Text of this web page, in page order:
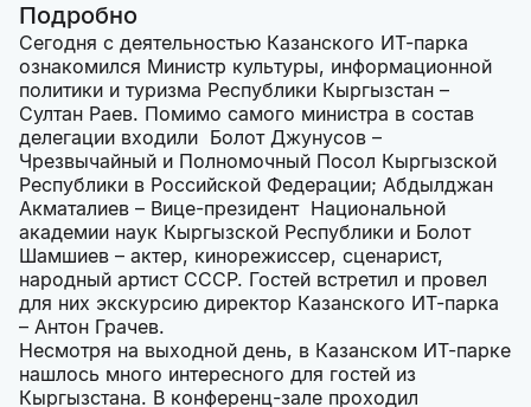
Подробно
Сегодня с деятельностью Казанского ИТ-парка
ознакомился Министр культуры, информационной
политики и туризма Республики Кыргызстан –
Султан Раев. Помимо самого министра в состав
делегации входили Болот Джунусов –
Чрезвычайный и Полномочный Посол Кыргызской
Республики в Российской Федерации; Абдылджан
Акматалиев – Вице-президент Национальной
академии наук Кыргызской Республики и Болот
Шамшиев – актер, кинорежиссер, сценарист,
народный артист СССР. Гостей встретил и провел
для них экскурсию директор Казанского ИТ-парка
– Антон Грачев.
Несмотря на выходной день, в Казанском ИТ-парке
нашлось много интересного для гостей из
Кыргызстана. В конференц-зале проходил